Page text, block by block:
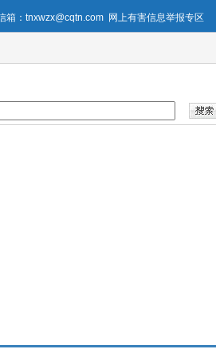
箱：tnxwzx@cqtn.com 网上有害信息举报专区